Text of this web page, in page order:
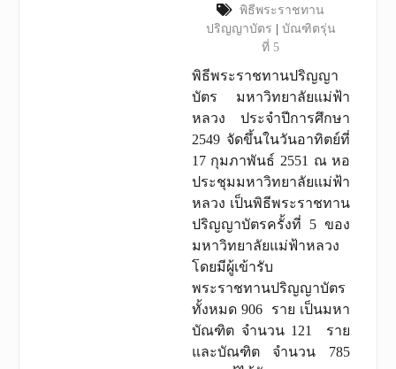
พิธีพระราชทาน
ปริญญาบัตร
บัณฑิตรุ่น
ที่ 5
พิธีพระราชทานปริญญา
บัตร มหาวิทยาลัยแม่ฟ้า
หลวง ประจำปีการศึกษา
2549 จัดขึ้นในวันอาทิตย์ที่
17 กุมภาพันธ์ 2551 ณ หอ
ประชุมมหาวิทยาลัยแม่ฟ้า
หลวง เป็นพิธีพระราชทาน
ปริญญาบัตรครั้งที่ 5 ของ
มหาวิทยาลัยแม่ฟ้าหลวง
โดยมีผู้เข้ารับ
พระราชทานปริญญาบัตร
ทั้งหมด 906 ราย เป็นมหา
บัณฑิต จำนวน 121 ราย
และบัณฑิต จำนวน 785